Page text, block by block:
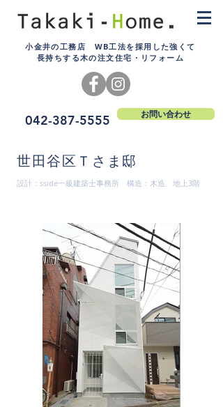
小金井の工務店 WB工法を採用した強くて
長持ちする木の注文住宅・リフォーム
042-387-5555 お問い合わせ
世田谷区Ｔさま邸
設計：sside一級建築士事務所 構造：木造 地上3階